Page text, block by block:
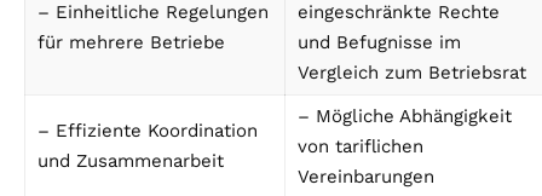
– Einheitliche Regelungen
für mehrere Betriebe
eingeschränkte Rechte
und Befugnisse im
Vergleich zum Betriebsrat
– Effiziente Koordination
und Zusammenarbeit
– Mögliche Abhängigkeit
von tariflichen
Vereinbarungen